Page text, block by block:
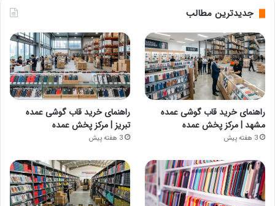
جدیدترین مطالب
راهنمای خرید قاب گوشی عمده
مشهد | مرکز پخش عمده
3 هفته پیش
راهنمای خرید قاب گوشی عمده
تبریز | مرکز پخش عمده
3 هفته پیش